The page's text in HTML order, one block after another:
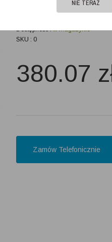
Mocowanie na wielobok. Pasuje
Dostępność :w magazynie
SKU : 0
380.07
Zamów Telefonicznie
NIE TERAZ